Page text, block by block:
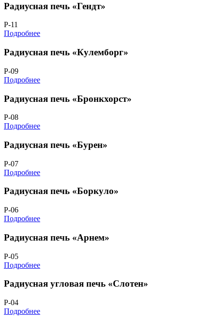
Радиусная печь «Гендт»
Р-11
Подробнее
Радиусная печь «Кулемборг»
Р-09
Подробнее
Радиусная печь «Бронкхорст»
Р-08
Подробнее
Радиусная печь «Бурен»
Р-07
Подробнее
Радиусная печь «Боркуло»
Р-06
Подробнее
Радиусная печь «Арнем»
Р-05
Подробнее
Радиусная угловая печь «Слотен»
Р-04
Подробнее